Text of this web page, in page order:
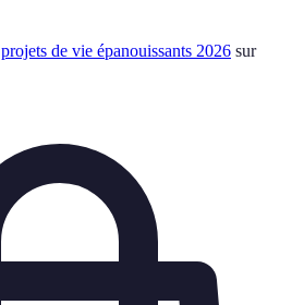
projets de vie épanouissants 2026 sur